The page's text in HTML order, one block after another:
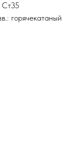
Ст35
горячекатаный